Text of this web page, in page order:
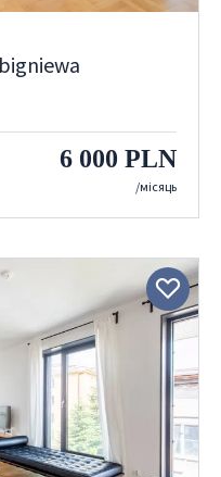
6 000 PLN
/місяць